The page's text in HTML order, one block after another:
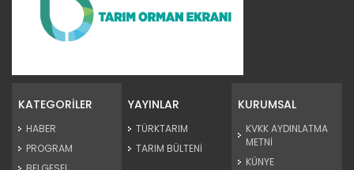
kestane...
KATEGORİLER
HABER
PROGRAM
YAYINLAR
TÜRKTARIM
TARIM BÜLTENİ
KURUMSAL
KVKK AYDINLATMA
METNİ
KÜNYE